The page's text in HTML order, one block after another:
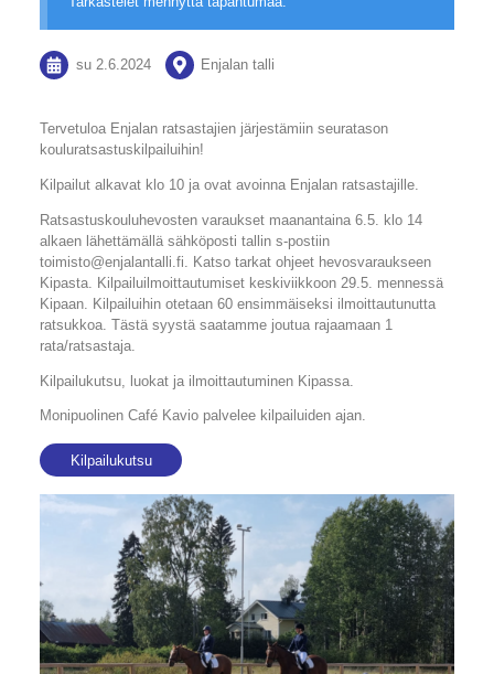
su 2.6.2024 Enjalan talli
Tervetuloa Enjalan ratsastajien järjestämiin seuratason
kouluratsastuskilpailuihin!
Kilpailut alkavat klo 10 ja ovat avoinna Enjalan ratsastajille.
Ratsastuskouluhevosten varaukset maanantaina 6.5. klo 14
alkaen lähettämällä sähköposti tallin s-postiin
toimisto@enjalantalli.fi. Katso tarkat ohjeet hevosvaraukseen
Kipasta. Kilpailuilmoittautumiset keskiviikkoon 29.5. mennessä
Kipaan. Kilpailuihin otetaan 60 ensimmäiseksi ilmoittautunutta
ratsukkoa. Tästä syystä saatamme joutua rajaamaan 1
rata/ratsastaja.
Kilpailukutsu, luokat ja ilmoittautuminen Kipassa.
Monipuolinen Café Kavio palvelee kilpailuiden ajan.
Kilpailukutsu